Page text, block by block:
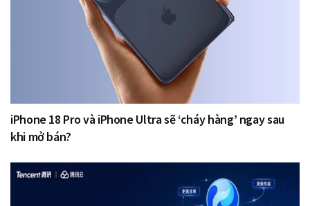
iPhone 18 Pro và iPhone Ultra sẽ ‘cháy hàng’ ngay sau
khi mở bán?